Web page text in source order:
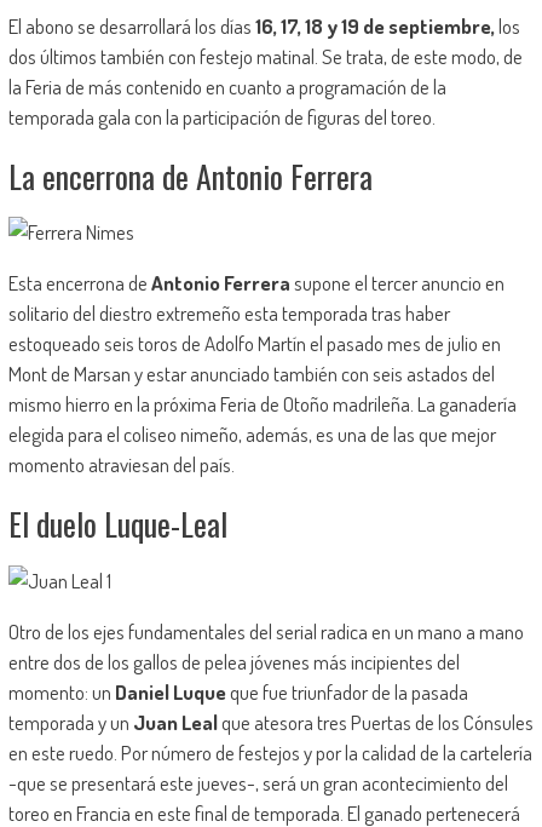
El abono se desarrollará los días16, 17, 18 y 19 de septiembre,los
dos últimos también con festejo matinal. Se trata, de este modo, de
la Feria de más contenido en cuanto a programación de la
temporada gala con la participación de figuras del toreo.
La encerrona de Antonio Ferrera
Esta encerrona deAntonio Ferrerasupone el tercer anuncio en
solitario del diestro extremeño esta temporada tras haber
estoqueado seis toros de Adolfo Martín el pasado mes de julio en
Mont de Marsan y estar anunciado también con seis astados del
mismo hierro en la próxima Feria de Otoño madrileña. La ganadería
elegida para el coliseo nimeño, además, es una de las que mejor
momento atraviesan del país.
El duelo Luque-Leal
Otro de los ejes fundamentales del serial radica en un mano a mano
entre dos de los gallos de pelea jóvenes más incipientes del
momento: un Daniel Luqueque fue triunfador de la pasada
temporada y un Juan Lealque atesora tres Puertas de los Cónsules
en este ruedo. Por número de festejos y por la calidad de la cartelería
-que se presentará este jueves-, será un gran acontecimiento del
toreo en Francia en este final de temporada. El ganado pertenecerá